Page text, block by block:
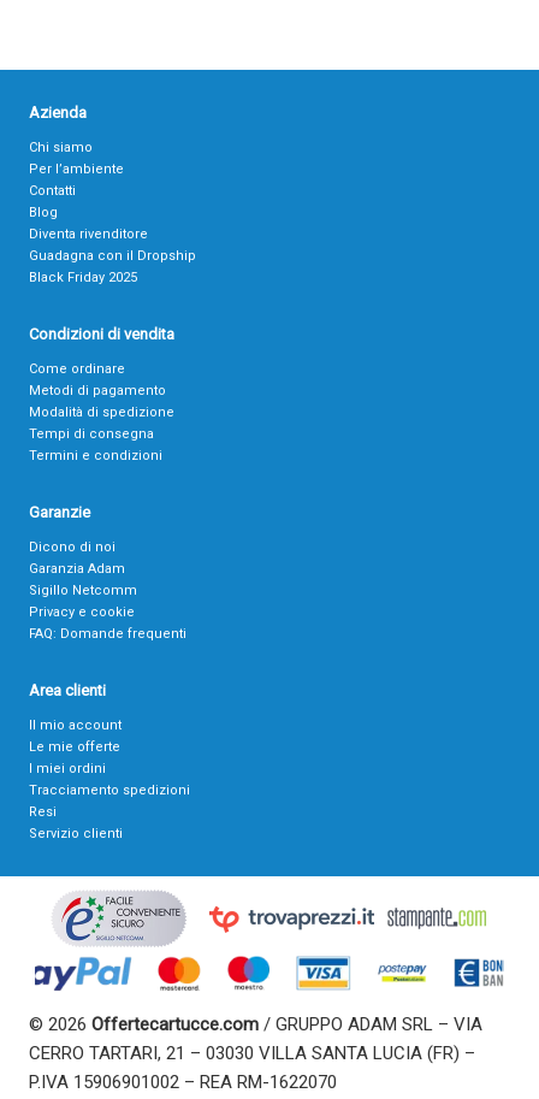
Azienda
Chi siamo
Per l’ambiente
Contatti
Blog
Diventa rivenditore
Guadagna con il Dropship
Black Friday 2025
Condizioni di vendita
Come ordinare
Metodi di pagamento
Modalità di spedizione
Tempi di consegna
Termini e condizioni
Garanzie
Dicono di noi
Garanzia Adam
Sigillo Netcomm
Privacy e cookie
FAQ: Domande frequenti
Area clienti
Il mio account
Le mie offerte
I miei ordini
Tracciamento spedizioni
Resi
Servizio clienti
© 2026 Offertecartucce.com / GRUPPO ADAM SRL – VIA
CERRO TARTARI, 21 – 03030 VILLA SANTA LUCIA (FR) –
P.IVA 15906901002 – REA RM-1622070